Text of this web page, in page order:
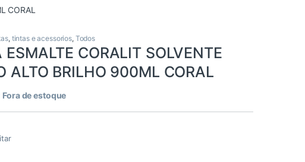
CORAL
, tintas e acessorios, Todos
ESMALTE CORALIT SOLVENTE
ALTO BRILHO 900ML CORAL
Fora de estoque